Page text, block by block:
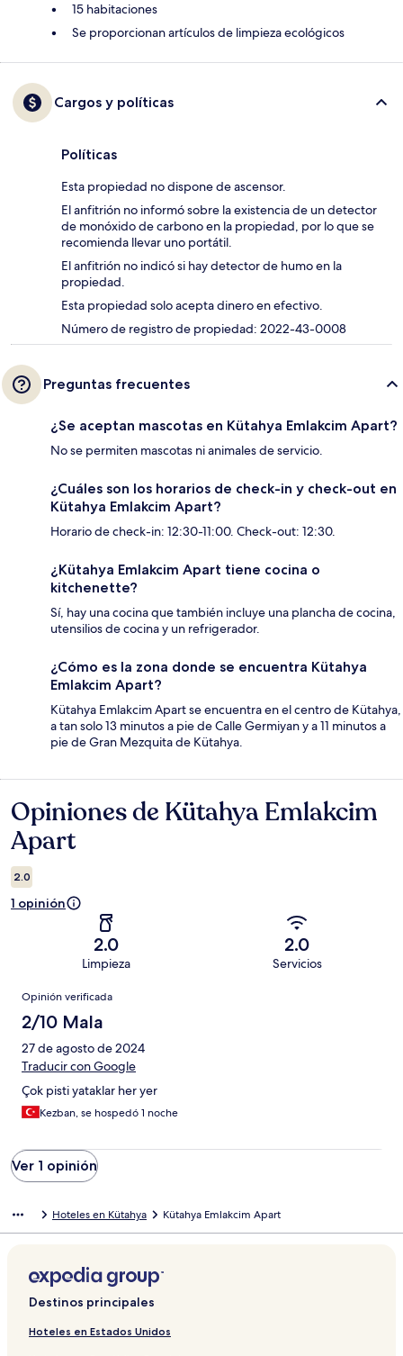
15 habitaciones
Se proporcionan artículos de limpieza ecológicos
Cargos y políticas
Políticas
Esta propiedad no dispone de ascensor.
El anfitrión no informó sobre la existencia de un detector
de monóxido de carbono en la propiedad, por lo que se
recomienda llevar uno portátil.
El anfitrión no indicó si hay detector de humo en la
propiedad.
Esta propiedad solo acepta dinero en efectivo.
Número de registro de propiedad: 2022-43-0008
Preguntas frecuentes
¿Se aceptan mascotas en Kütahya Emlakcim Apart?
No se permiten mascotas ni animales de servicio.
¿Cuáles son los horarios de check-in y check-out en
Kütahya Emlakcim Apart?
Horario de check-in: 12:30-11:00. Check-out: 12:30.
¿Kütahya Emlakcim Apart tiene cocina o
kitchenette?
Sí, hay una cocina que también incluye una plancha de cocina,
utensilios de cocina y un refrigerador.
¿Cómo es la zona donde se encuentra Kütahya
Emlakcim Apart?
Kütahya Emlakcim Apart se encuentra en el centro de Kütahya,
a tan solo 13 minutos a pie de Calle Germiyan y a 11 minutos a
pie de Gran Mezquita de Kütahya.
Opiniones
Opiniones de Kütahya Emlakcim
Apart
2.0
1 opinión
2.0
Limpieza
2.0
Servicios
Opiniones
Opinión verificada
2/10 Mala
27 de agosto de 2024
Traducir con Google
Çok pisti yataklar her yer
Kezban, se hospedó 1 noche
Ver 1 opinión
Hoteles en Kütahya Kütahya Emlakcim Apart
Destinos principales
Hoteles en Estados Unidos